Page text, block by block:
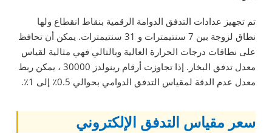
تم تجهيز عدادات التدفق الدوامة الرقمية بنقاط انقطاع ولها
نطاق لزوجة بين 7 سنتيمترات و 31 سنتيمترات. يمكن أن تحافظ
على نطاقات درجات الحرارة العالية وبالتالي فهي مثالية لقياس
معدل تدفق البخار. إذا تجاوزت أرقام رينولدز 30000 ، يمكن ربط
معدل عدم الدقة لمقياس التدفق الدوامي بحوالي 0.5٪ إلى 1٪.
سعر مقياس التدفق الإلكتروني